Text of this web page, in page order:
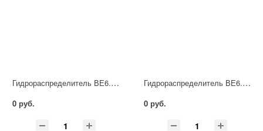
Гидрораспределитель ВЕ6.14 В220 НМ УХЛ4
0 руб.
Гидрораспределитель ВЕ6.14 В380 НМ УХЛ4
0 руб.